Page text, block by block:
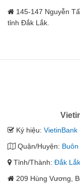
145-147 Nguyễn
tỉnh Đắk Lắk.
Ký hiệu: VietinBank
Quận/Huyện:
Tỉnh/Thành: Đắk Lắk
209 Hùng Vương,